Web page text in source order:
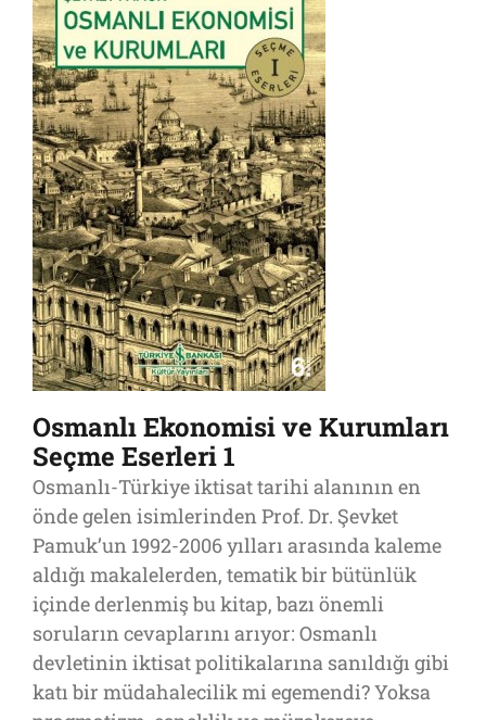
Osmanlı Ekonomisi ve Kurumları
Seçme Eserleri 1
Osmanlı-Türkiye iktisat tarihi alanının en
önde gelen isimlerinden Prof. Dr. Şevket
Pamuk’un 1992-2006 yılları arasında kaleme
aldığı makalelerden, tematik bir bütünlük
içinde derlenmiş bu kitap, bazı önemli
soruların cevaplarını arıyor: Osmanlı
devletinin iktisat politikalarına sanıldığı gibi
katı bir müdahalecilik mi egemendi? Yoksa